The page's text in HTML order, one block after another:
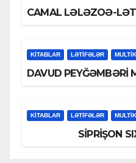
CAMAL LƏLƏZOƏ-
KİTABLAR LƏTIFƏLƏR
DAVUD PEYĞƏMBƏRİ
KİTABLAR LƏTIFƏLƏR
SİPRİŞON